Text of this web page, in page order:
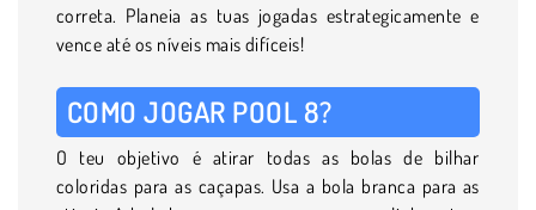
correta. Planeia as tuas jogadas estrategicamente e
vence até os níveis mais difíceis!
COMO JOGAR POOL 8?
O teu objetivo é atirar todas as bolas de bilhar
coloridas para as caçapas. Usa a bola branca para as